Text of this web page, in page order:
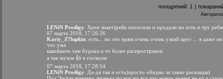
поощрений: 1 |
LENiN Prodigy: Хрен знает)рейв опопсили и продали но есть и тру
07 марта 2018, 17:26:26
Kariy_Z?lupkin: есть... но это прям очень очень узкий круг ... я даже
что уже
какойнить там буриал и то более распространен
а так музон 👍 я согласен
07 марта 2018, 17:28:54
LENiN Prodigy: Да-да так и есть)просто обидно за такие расклады)